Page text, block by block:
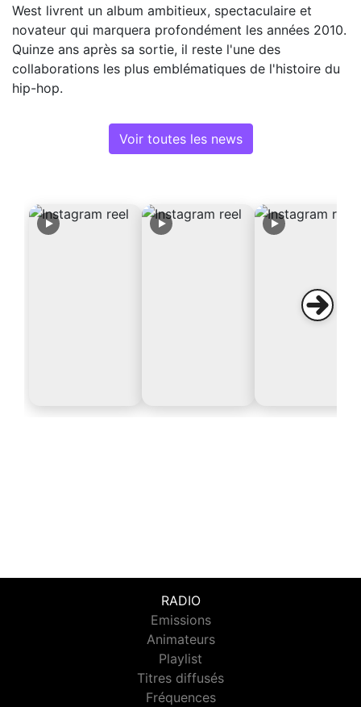
West livrent un album ambitieux, spectaculaire et
novateur qui marquera profondément les années 2010.
Quinze ans après sa sortie, il reste l'une des
collaborations les plus emblématiques de l'histoire du
hip-hop.
Voir toutes les news
RADIO
Emissions
Animateurs
Playlist
Titres diffusés
Fréquences